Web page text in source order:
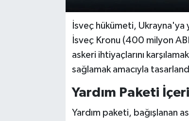
İsveç hükümeti, Ukrayna'ya
İsveç Kronu (400 milyon
askeri ihtiyaçlarını
sağlamak amacıyla
Yardım Paketi
Yardım paketi, bağışlanan